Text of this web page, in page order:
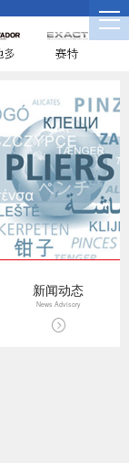
新闻动态
News Advisory